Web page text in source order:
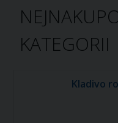
KATEGORII
Kladivo